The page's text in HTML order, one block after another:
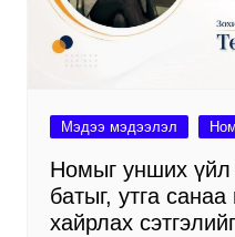
Мэдээ мэдээлэл
Номыг унших үйл
батыг, утга
хайрлах